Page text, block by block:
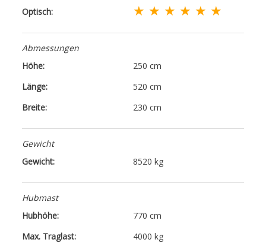
Optisch: ★ ★ ★ ★ ★ ★
Abmessungen
Höhe:
250 cm
Länge:
520 cm
Breite:
230 cm
Gewicht
Gewicht:
8520 kg
Hubmast
Hubhöhe:
770 cm
Max. Traglast:
4000 kg